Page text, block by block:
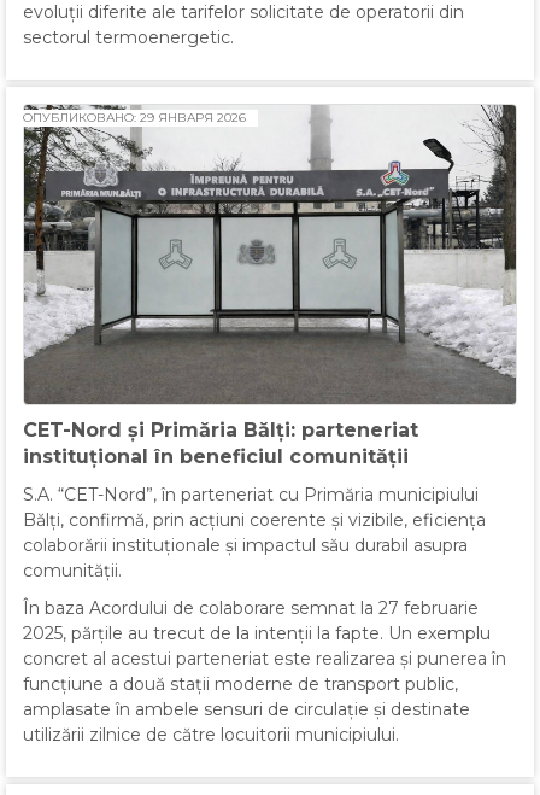
evoluții diferite ale tarifelor solicitate de operatorii din
sectorul termoenergetic.
CET-Nord și Primăria Bălți: parteneriat
instituțional în beneficiul comunității
ОПУБЛИКОВАНО: 29 ЯНВАРЯ 2026
S.A. “CET-Nord”, în parteneriat cu Primăria municipiului
Bălți, confirmă, prin acțiuni coerente și vizibile, eficiența
colaborării instituționale și impactul său durabil asupra
comunității.
În baza Acordului de colaborare semnat la 27 februarie
2025, părțile au trecut de la intenții la fapte. Un exemplu
concret al acestui parteneriat este realizarea și punerea în
funcțiune a două stații moderne de transport public,
amplasate în ambele sensuri de circulație și destinate
utilizării zilnice de către locuitorii municipiului.